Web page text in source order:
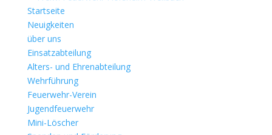
Startseite
Neuigkeiten
über uns
Einsatzabteilung
Alters- und Ehrenabteilung
Wehrführung
Feuerwehr-Verein
Jugendfeuerwehr
Mini-Löscher